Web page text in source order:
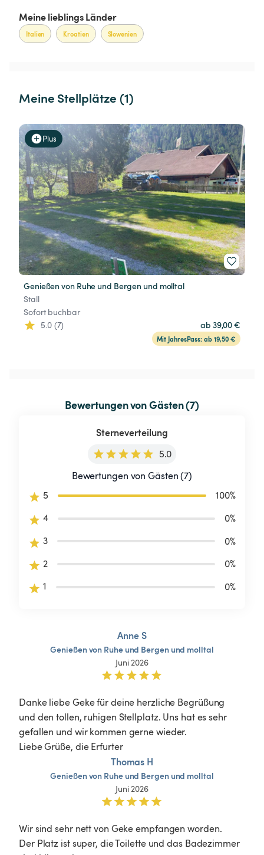
Meine lieblings Länder
Italien Kroatien Slowenien
Meine Stellplätze (1)
Plus
Genießen von Ruhe und Bergen und molltal
Stall
Sofort buchbar
5.0 (7)
ab 39,00 €
Mit JahresPass: ab 19,50 €
Bewertungen von Gästen (7)
Sterneverteilung
5.0
Bewertungen von Gästen (7)
5
100%
4
0%
3
0%
2
0%
1
0%
Anne S
Genießenvon Ruhe und Bergen und molltal
Juni 2026
Danke liebe Geke für deine herzliche Begrüßung
und den tollen, ruhigen Stellplatz. Uns hat es sehr
gefallen und wir kommen gerne wieder.
Liebe Grüße, die Erfurter
Thomas H
Genießenvon Ruhe und Bergen und molltal
Juni 2026
Wir sind sehr nett von Geke empfangen worden.
Der Platz ist super, die Toilette und das Badezimmer